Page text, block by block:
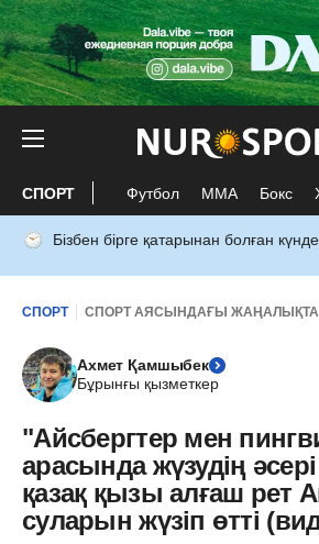
СПОРТ Футбол ММА Бокс
Бізбен бірге қатарынан болған
СПОРТ СПОРТ АЯСЫНДАҒЫ
Ахмет Қамшыбек
Бұрынғы қызметкер
"Айсбергтер мен
арасында жүзудің
қазақ қызы алғаш рет
суларын жүзіп өтті